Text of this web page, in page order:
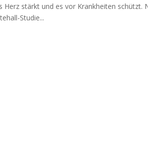
Herz stärkt und es vor Krankheiten
Studie...